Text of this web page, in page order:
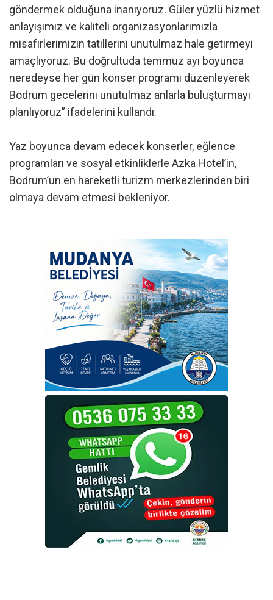
göndermek olduğuna inanıyoruz. Güler yüzlü hizmet
anlayışımız ve kaliteli organizasyonlarımızla
misafirlerimizin tatillerini unutulmaz hale getirmeyi
amaçlıyoruz. Bu doğrultuda temmuz ayı boyunca
neredeyse her gün konser programı düzenleyerek
Bodrum gecelerini unutulmaz anlarla buluşturmayı
planlıyoruz” ifadelerini kullandı.
Yaz boyunca devam edecek konserler, eğlence
programları ve sosyal etkinliklerle Azka Hotel’in,
Bodrum’un en hareketli turizm merkezlerinden biri
olmaya devam etmesi bekleniyor.